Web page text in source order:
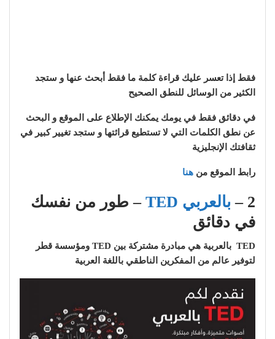
فقط إذا تعسر عليك قراءة كلمة ما فقط أبحث عنها و ستجد
الكثير من الوسائل للنطق الصحيح
في دقائق فقط في يومك يمكنك الإطلاع على الموقع و البحث
عن نطق الكلمات التي لا تستطيع قرائتها و ستجد تغيير كبير في
ثقافتك الإنجليزية
رابط الموقع من هنا
2 – بالعربي TED
– طور من نفسك
في دقائق
TED بالعربية هي مبادرة مشتركة بين TED ومؤسسة قطر
لتوفير عالم من المفكرين الناطقي باللغة العربية